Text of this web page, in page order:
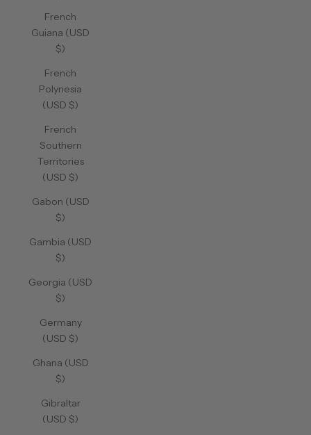
French
Guiana (USD
$)
French
Polynesia
(USD $)
French
Southern
Territories
(USD $)
Gabon (USD
$)
Gambia (USD
$)
Georgia (USD
$)
Germany
(USD $)
Ghana (USD
$)
Gibraltar
(USD $)